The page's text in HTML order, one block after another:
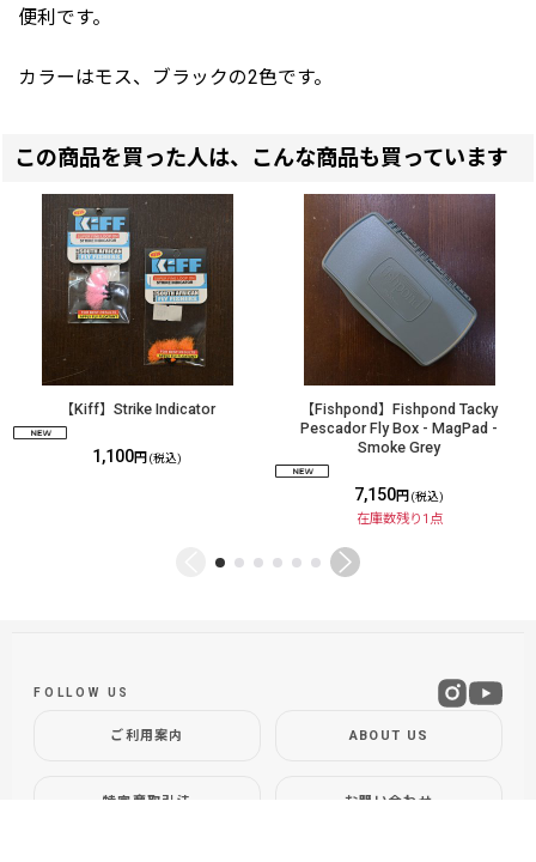
便利です。
カラーはモス、ブラックの2色です。
この商品を買った人は、こんな商品も買っています
【Kiff】Strike Indicator
1,100円 (税込)
【Fishpond】Fishpond Tacky
Pescador Fly Box - MagPad -
Smoke Grey
7,150円 (税込)
在庫数残り1点
ご利用案内 ABOUT US
特定商取引法 お問い合わせ
FOLLOW US